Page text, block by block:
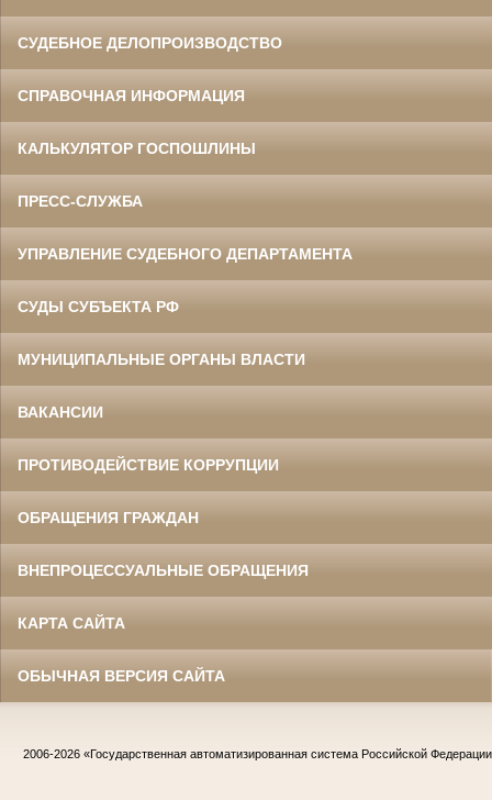
СУДЕБНОЕ ДЕЛОПРОИЗВОДСТВО
СПРАВОЧНАЯ ИНФОРМАЦИЯ
КАЛЬКУЛЯТОР ГОСПОШЛИНЫ
ПРЕСС-СЛУЖБА
УПРАВЛЕНИЕ СУДЕБНОГО ДЕПАРТАМЕНТА
СУДЫ СУБЪЕКТА РФ
МУНИЦИПАЛЬНЫЕ ОРГАНЫ ВЛАСТИ
ВАКАНСИИ
ПРОТИВОДЕЙСТВИЕ КОРРУПЦИИ
ОБРАЩЕНИЯ ГРАЖДАН
ВНЕПРОЦЕССУАЛЬНЫЕ ОБРАЩЕНИЯ
КАРТА САЙТА
ОБЫЧНАЯ ВЕРСИЯ САЙТА
2006-2026 «Государственная автоматизированная система Российской